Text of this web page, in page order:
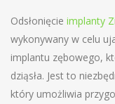
Odsłonięcie implanty
wykonywany w celu
implantu zębowego,
dziąsła. Jest to
który umożliwia